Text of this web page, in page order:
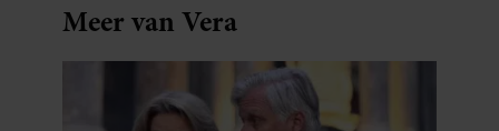
Meer van Vera